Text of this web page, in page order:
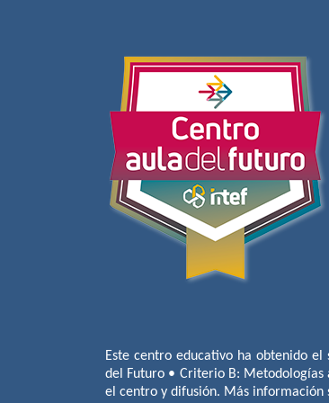
Este centro educativo ha obtenido
del Futuro • Criterio B:
el centro y difusión. Más información